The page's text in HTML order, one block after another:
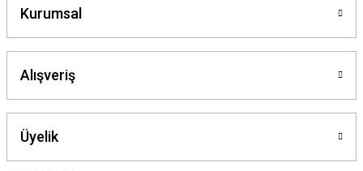
Kurumsal
Alışveriş
Üyelik